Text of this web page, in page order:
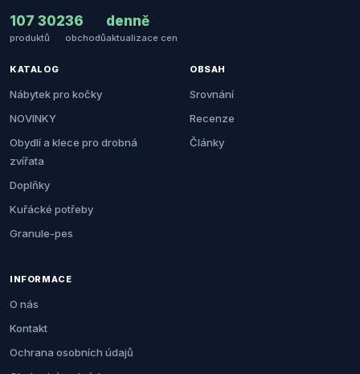
107 302
produktů
36
obchodů
denně
aktualizace cen
KATALOG
Nábytek pro kočky
NOVINKY
Obydlí a klece pro drobná
zvířata
Doplňky
Kuřácké potřeby
Granule-pes
OBSAH
Srovnání
Recenze
Články
INFORMACE
O nás
Kontakt
Ochrana osobních údajů